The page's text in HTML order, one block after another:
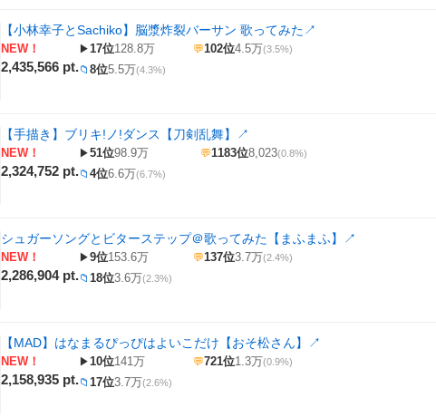
【小林幸子とSachiko】脳漿炸裂バーサン 歌ってみた↗
NEW！
2,435,566 pt.
▶17位128.8万 💬102位4.5万(3.5%)
📁 8位5.5万(4.3%)
【手描き】ブリキ!ノ!ダンス【刀剣乱舞】 ↗
NEW！
2,324,752 pt.
▶51位98.9万 💬1183位8,023(0.8%)
📁 4位6.6万(6.7%)
シュガーソングとビターステップ＠歌ってみた【まふまふ】 ↗
NEW！
2,286,904 pt.
▶9位153.6万 💬137位3.7万(2.4%)
📁 18位3.6万(2.3%)
【MAD】はなまるぴっぴはよいこだけ【おそ松さん】 ↗
NEW！
2,158,935 pt.
▶10位141万 💬721位1.3万(0.9%)
📁 17位3.7万(2.6%)